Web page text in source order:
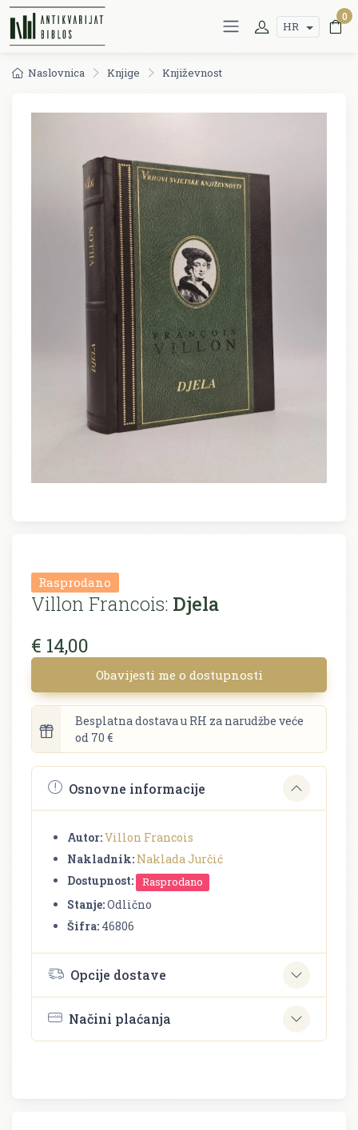
HR
0
Naslovnica Knjige Književnost
Rasprodano
Villon Francois: Djela
€ 14,00
Obavijesti me o dostupnosti
Besplatna dostava u RH za narudžbe veće
od 70 €
Osnovne informacije
Autor:Villon Francois
Nakladnik: Naklada Jurčić
Dostupnost:
Rasprodano
Stanje:Odlično
Šifra: 46806
Opcije dostave
Načini plaćanja